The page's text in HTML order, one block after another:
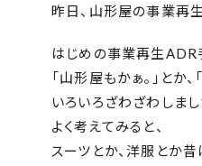
昨日、山形屋の事業再
はじめの事業再生ADR
「山形屋もかぁ。」とか
いろいろざわざわしまし
よく考えてみると、
スーツとか、洋服とか